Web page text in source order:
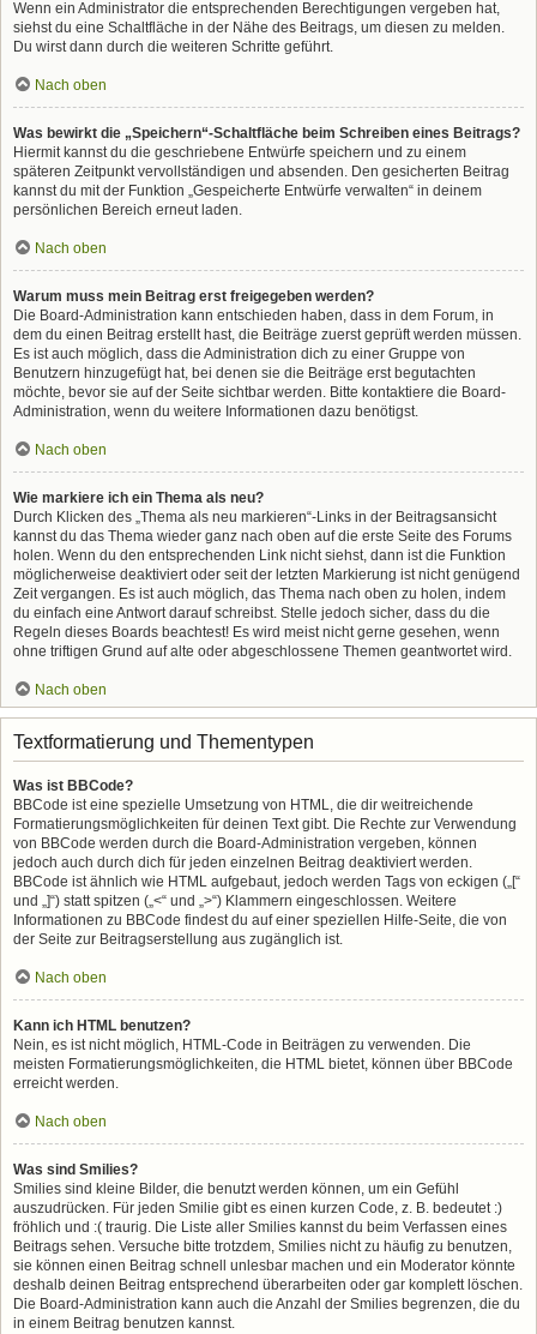
Wenn ein Administrator die entsprechenden Berechtigungen vergeben hat,
siehst du eine Schaltfläche in der Nähe des Beitrags, um diesen zu melden.
Du wirst dann durch die weiteren Schritte geführt.
Nach oben
Was bewirkt die „Speichern“-Schaltfläche beim Schreiben eines Beitrags?
Hiermit kannst du die geschriebene Entwürfe speichern und zu einem
späteren Zeitpunkt vervollständigen und absenden. Den gesicherten Beitrag
kannst du mit der Funktion „Gespeicherte Entwürfe verwalten“ in deinem
persönlichen Bereich erneut laden.
Nach oben
Warum muss mein Beitrag erst freigegeben werden?
Die Board-Administration kann entschieden haben, dass in dem Forum, in
dem du einen Beitrag erstellt hast, die Beiträge zuerst geprüft werden müssen.
Es ist auch möglich, dass die Administration dich zu einer Gruppe von
Benutzern hinzugefügt hat, bei denen sie die Beiträge erst begutachten
möchte, bevor sie auf der Seite sichtbar werden. Bitte kontaktiere die Board-
Administration, wenn du weitere Informationen dazu benötigst.
Nach oben
Wie markiere ich ein Thema als neu?
Durch Klicken des „Thema als neu markieren“-Links in der Beitragsansicht
kannst du das Thema wieder ganz nach oben auf die erste Seite des Forums
holen. Wenn du den entsprechenden Link nicht siehst, dann ist die Funktion
möglicherweise deaktiviert oder seit der letzten Markierung ist nicht genügend
Zeit vergangen. Es ist auch möglich, das Thema nach oben zu holen, indem
du einfach eine Antwort darauf schreibst. Stelle jedoch sicher, dass du die
Regeln dieses Boards beachtest! Es wird meist nicht gerne gesehen, wenn
ohne triftigen Grund auf alte oder abgeschlossene Themen geantwortet wird.
Nach oben
Textformatierung und Thementypen
Was ist BBCode?
BBCode ist eine spezielle Umsetzung von HTML, die dir weitreichende
Formatierungsmöglichkeiten für deinen Text gibt. Die Rechte zur Verwendung
von BBCode werden durch die Board-Administration vergeben, können
jedoch auch durch dich für jeden einzelnen Beitrag deaktiviert werden.
BBCode ist ähnlich wie HTML aufgebaut, jedoch werden Tags von eckigen („[“
und „]“) statt spitzen („<“ und „>“) Klammern eingeschlossen. Weitere
Informationen zu BBCode findest du auf einer speziellen Hilfe-Seite, die von
der Seite zur Beitragserstellung aus zugänglich ist.
Nach oben
Kann ich HTML benutzen?
Nein, es ist nicht möglich, HTML-Code in Beiträgen zu verwenden. Die
meisten Formatierungsmöglichkeiten, die HTML bietet, können über BBCode
erreicht werden.
Nach oben
Was sind Smilies?
Smilies sind kleine Bilder, die benutzt werden können, um ein Gefühl
auszudrücken. Für jeden Smilie gibt es einen kurzen Code, z. B. bedeutet :)
fröhlich und :( traurig. Die Liste aller Smilies kannst du beim Verfassen eines
Beitrags sehen. Versuche bitte trotzdem, Smilies nicht zu häufig zu benutzen,
sie können einen Beitrag schnell unlesbar machen und ein Moderator könnte
deshalb deinen Beitrag entsprechend überarbeiten oder gar komplett löschen.
Die Board-Administration kann auch die Anzahl der Smilies begrenzen, die du
in einem Beitrag benutzen kannst.